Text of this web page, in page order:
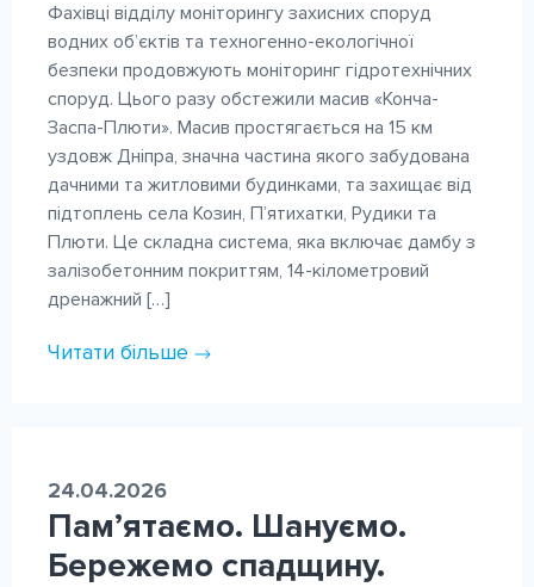
Фахівці відділу моніторингу захисних споруд
водних об’єктів та техногенно-екологічної
безпеки продовжують моніторинг гідротехнічних
споруд. Цього разу обстежили масив «Конча-
Заспа-Плюти». Масив простягається на 15 км
уздовж Дніпра, значна частина якого забудована
дачними та житловими будинками, та захищає від
підтоплень села Козин, П’ятихатки, Рудики та
Плюти. Це складна система, яка включає дамбу з
залізобетонним покриттям, 14-кілометровий
дренажний […]
Читати більше
24.04.2026
Пам’ятаємо. Шануємо.
Бережемо спадщину.